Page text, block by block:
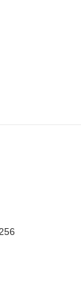
之後才付款」的支
需綁卡、不需儲值。
認證，即可結帳。